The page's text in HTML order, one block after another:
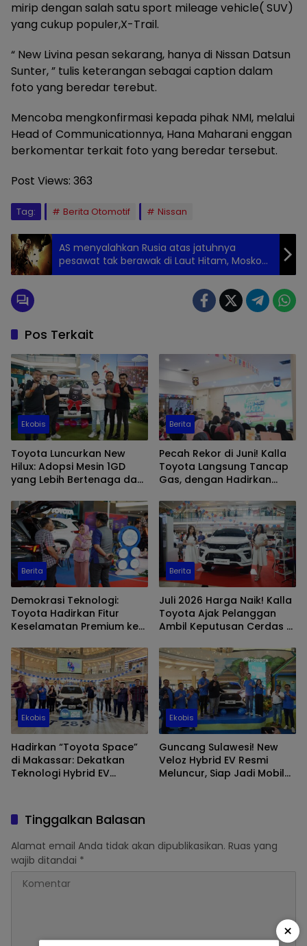
mirip dengan salah satu sport mileage vehicle( SUV)
yang cukup populer,X-Trail.
“ New Livina pesan sekarang, hanya di Nissan Datsun
Sunter, ” tulis keterangan sebagai caption dalam
foto yang beredar terebut.
Mencoba mengkonfirmasi kepada pihak NMI, melalui
Head of Communicationnya, Hana Maharani enggan
berkomentar terkait foto yang beredar tersebut.
Post Views: 363
Tag: Berita Otomotif Nissan
AS menyalahkan Rusia atas jatuhnya
pesawat tak berawak di Laut Hitam, Moskow
menyangkal
Pos Terkait
Ekobis
Toyota Luncurkan New
Hilux: Adopsi Mesin 1GD
yang Lebih Bertenaga dan
Dukung Produktivitas dan
Adventure
Berita
Pecah Rekor di Juni! Kalla
Toyota Langsung Tancap
Gas, dengan Hadirkan
Berita
Demokrasi Teknologi:
Toyota Hadirkan Fitur
Keselamatan Premium ke
Berita
Juli 2026 Harga Naik! Kalla
Toyota Ajak Pelanggan
Ambil Keputusan Cerdas di
Ekobis
Hadirkan “Toyota Space”
di Makassar: Dekatkan
Teknologi Hybrid EV
Ekobis
Guncang Sulawesi! New
Veloz Hybrid EV Resmi
Meluncur, Siap Jadi Mobil
Tinggalkan Balasan
Alamat email Anda tidak akan dipublikasikan. Ruas yang
wajib ditandai *
×